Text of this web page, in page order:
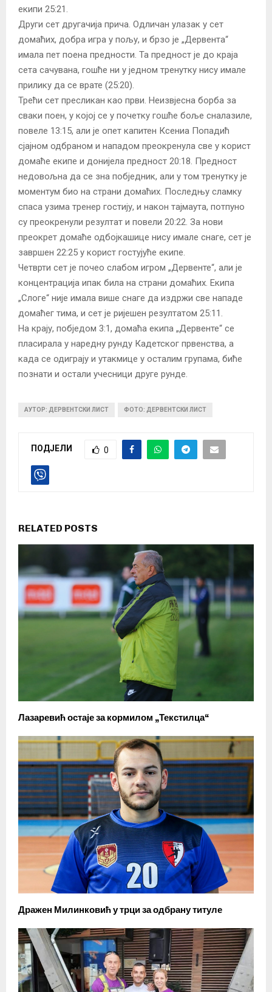
екипи 25:21.
Други сет другачија прича. Одличан улазак у сет
домаћих, добра игра у пољу, и брзо је „Дервента“
имала пет поена предности. Та предност је до краја
сета сачувана, гошће ни у једном тренутку нису имале
прилику да се врате (25:20).
Трећи сет пресликан као први. Неизвјесна борба за
сваки поен, у којој се у почетку гошће боље сналазиле,
повеле 13:15, али је опет капитен Ксениа Попадић
сјајном одбраном и нападом преокренула све у корист
домаће екипе и донијела предност 20:18. Предност
недовољна да се зна побједник, али у том тренутку је
моментум био на страни домаћих. Последњу сламку
спаса узима тренер гостију, и након тајмаута, потпуно
су преокренули резултат и повели 20:22. За нови
преокрет домаће одбојкашице нису имале снаге, сет је
завршен 22:25 у корист гостујуће екипе.
Четврти сет је почео слабом игром „Дервенте“, али је
концентрација ипак била на страни домаћих. Екипа
„Слоге“ није имала више снаге да издржи све нападе
домаћег тима, и сет је ријешен резултатом 25:11.
На крају, побједом 3:1, домаћа екипа „Дервенте“ се
пласирала у наредну рунду Кадетског првенства, а
када се одиграју и утакмице у осталим групама, биће
познати и остали учесници друге рунде.
АУТОР: ДЕРВЕНТСКИ ЛИСТ ФОТО: ДЕРВЕНТСКИ ЛИСТ
ПОДЈЕЛИ 0
RELATED POSTS
Лазаревић остаје за кормилом „Текстилца“
Дражен Милинковић у трци за одбрану титуле